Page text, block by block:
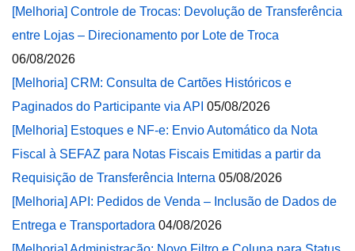
[Melhoria] Controle de Trocas: Devolução de Transferência
entre Lojas – Direcionamento por Lote de Troca
06/08/2026
[Melhoria] CRM: Consulta de Cartões Históricos e
Paginados do Participante via API 05/08/2026
[Melhoria] Estoques e NF-e: Envio Automático da Nota
Fiscal à SEFAZ para Notas Fiscais Emitidas a partir da
Requisição de Transferência Interna 05/08/2026
[Melhoria] API: Pedidos de Venda – Inclusão de Dados de
Entrega e Transportadora 04/08/2026